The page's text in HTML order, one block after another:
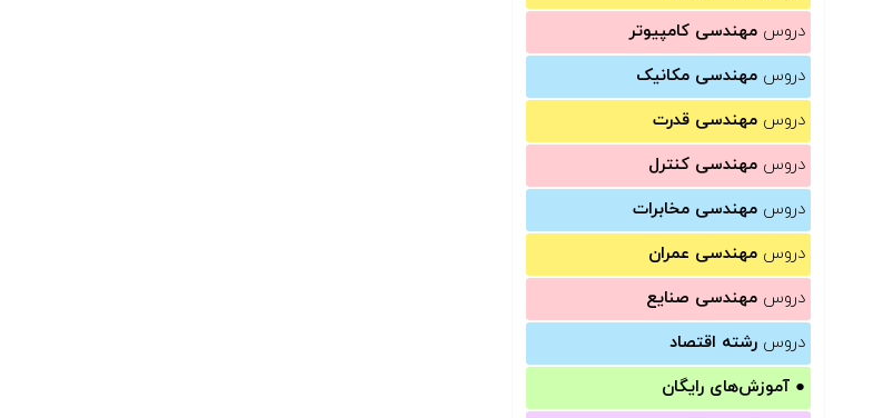
دروس مهندسی کامپیوتر
دروس مهندسی مکانیک
دروس مهندسی قدرت
دروس مهندسی کنترل
دروس مهندسی مخابرات
دروس مهندسی عمران
دروس مهندسی صنایع
دروس رشته اقتصاد
● آموزش‌های رایگان